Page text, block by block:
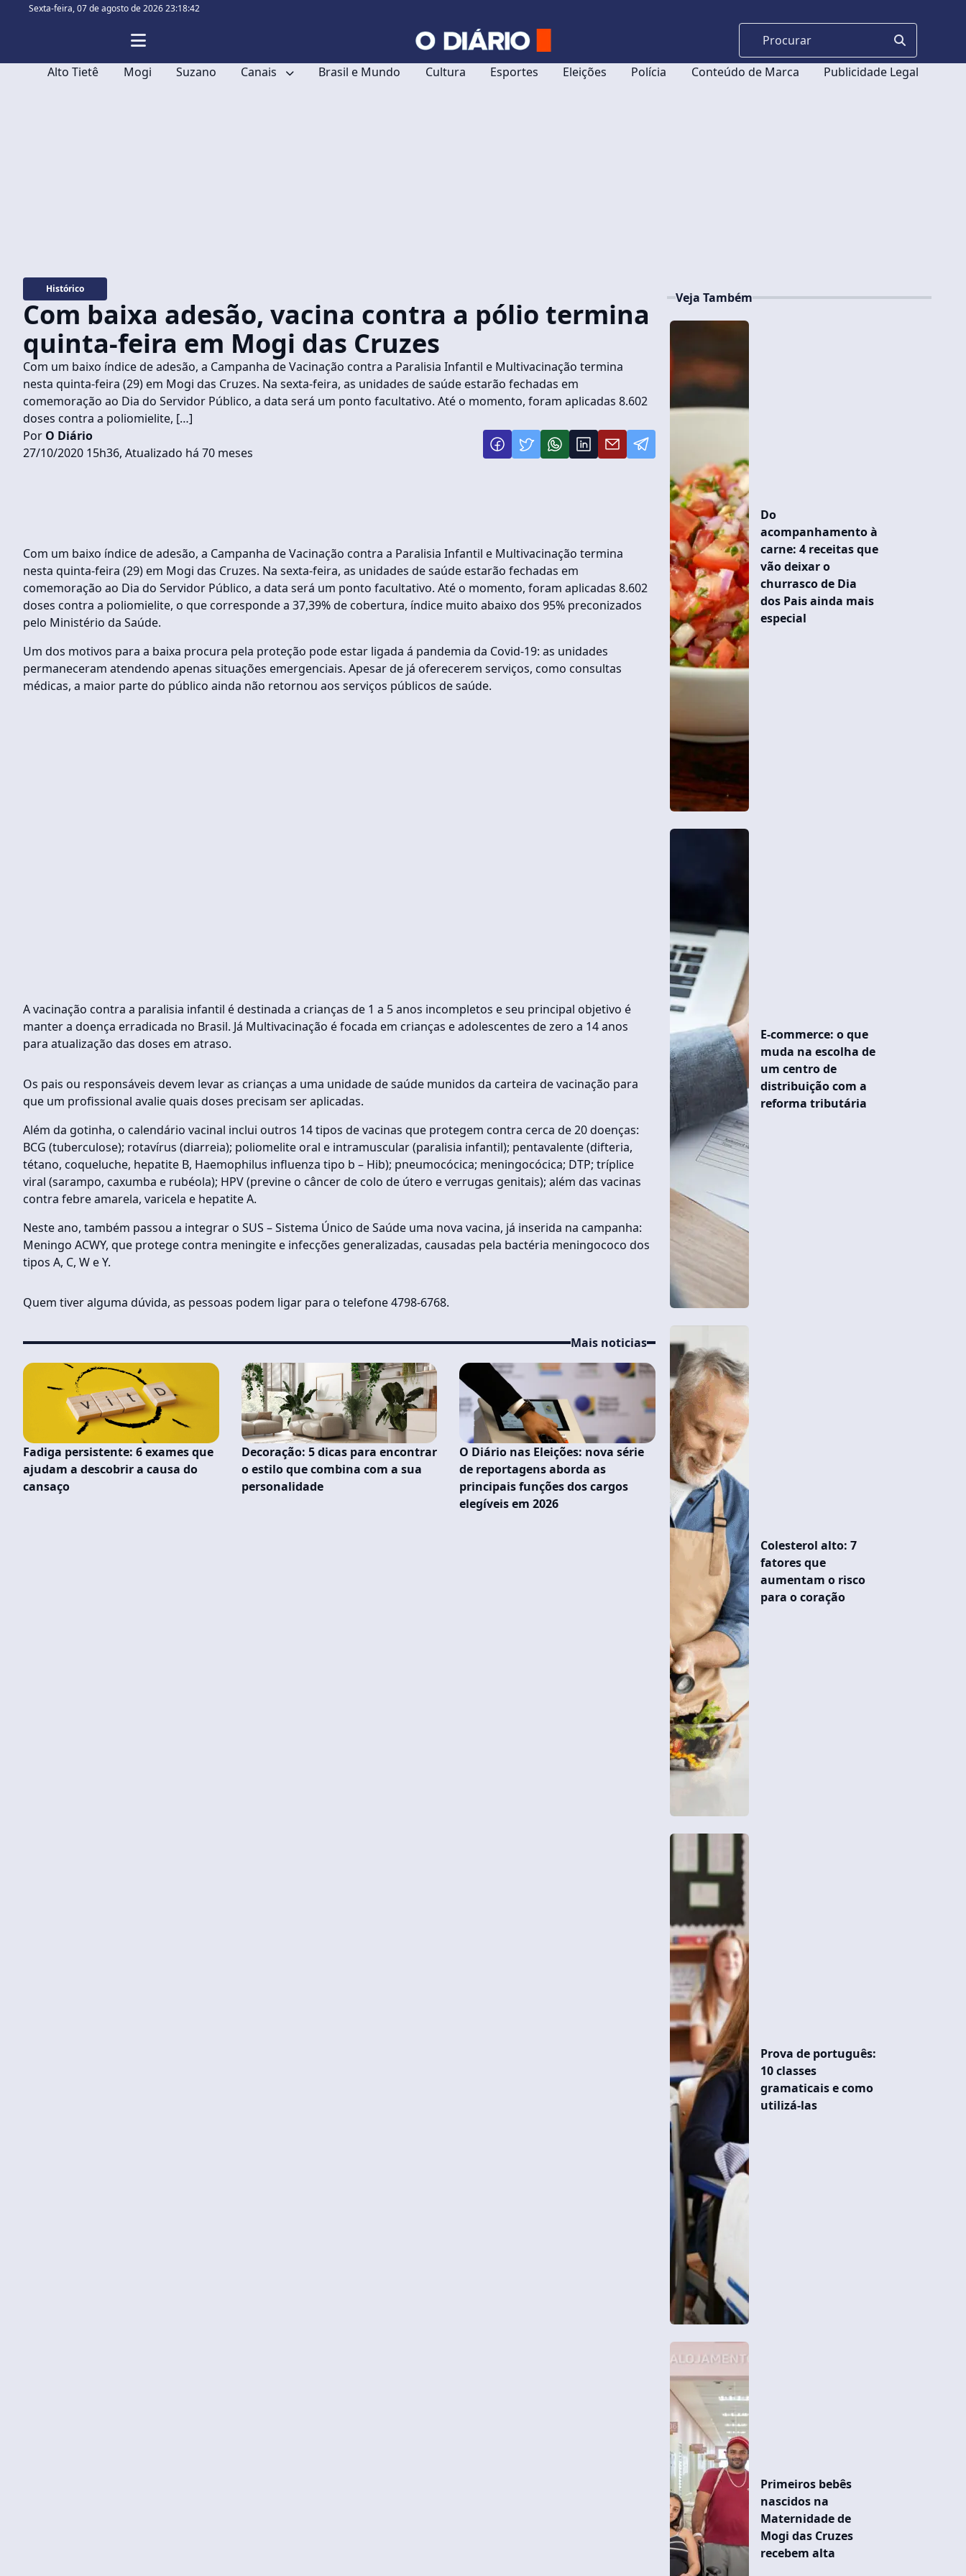
Sexta-feira,07 de agosto de 2026 23:18:42
Alto Tietê Mogi Suzano Canais Brasil e Mundo Cultura Esportes Eleições Polícia Conteúdo de Marca Publicidade Legal
Histórico
Com baixa adesão, vacina contra a pólio termina
quinta-feira em Mogi das Cruzes
Com um baixo índice de adesão, a Campanha de Vacinação contra a Paralisia Infantil e Multivacinação termina
nesta quinta-feira (29) em Mogi das Cruzes. Na sexta-feira, as unidades de saúde estarão fechadas em
comemoração ao Dia do Servidor Público, a data será um ponto facultativo. Até o momento, foram aplicadas 8.602
doses contra a poliomielite, […]
Por O Diário
27/10/2020 15h36, Atualizado há 70 meses
Com um baixo índice de adesão, a Campanha de Vacinação contra a Paralisia Infantil e Multivacinação termina
nesta quinta-feira (29) em Mogi das Cruzes. Na sexta-feira, as unidades de saúde estarão fechadas em
comemoração ao Dia do Servidor Público, a data será um ponto facultativo. Até o momento, foram aplicadas 8.602
doses contra a poliomielite, o que corresponde a 37,39% de cobertura, índice muito abaixo dos 95% preconizados
pelo Ministério da Saúde.
Um dos motivos para a baixa procura pela proteção pode estar ligada á pandemia da Covid-19: as unidades
permaneceram atendendo apenas situações emergenciais. Apesar de já oferecerem serviços, como consultas
médicas, a maior parte do público ainda não retornou aos serviços públicos de saúde.
A vacinação contra a paralisia infantil é destinada a crianças de 1 a 5 anos incompletos e seu principal objetivo é
manter a doença erradicada no Brasil. Já Multivacinação é focada em crianças e adolescentes de zero a 14 anos
para atualização das doses em atraso.
Os pais ou responsáveis devem levar as crianças a uma unidade de saúde munidos da carteira de vacinação para
que um profissional avalie quais doses precisam ser aplicadas.
Além da gotinha, o calendário vacinal inclui outros 14 tipos de vacinas que protegem contra cerca de 20 doenças:
BCG (tuberculose); rotavírus (diarreia); poliomelite oral e intramuscular (paralisia infantil); pentavalente (difteria,
tétano, coqueluche, hepatite B, Haemophilus influenza tipo b – Hib); pneumocócica; meningocócica; DTP; tríplice
viral (sarampo, caxumba e rubéola); HPV (previne o câncer de colo de útero e verrugas genitais); além das vacinas
contra febre amarela, varicela e hepatite A.
Neste ano, também passou a integrar o SUS – Sistema Único de Saúde uma nova vacina, já inserida na campanha:
Meningo ACWY, que protege contra meningite e infecções generalizadas, causadas pela bactéria meningococo dos
tipos A, C, W e Y.
Quem tiver alguma dúvida, as pessoas podem ligar para o telefone 4798-6768.
Mais noticias
Fadiga persistente: 6 exames que
ajudam a descobrir a causa do
cansaço
Decoração: 5 dicas para encontrar
o estilo que combina com a sua
personalidade
O Diário nas Eleições: nova série
de reportagens aborda as
principais funções dos cargos
elegíveis em 2026
Veja Também
Do
acompanhamento à
carne: 4 receitas que
vão deixar o
churrasco de Dia
dos Pais ainda mais
especial
E-commerce: o que
muda na escolha de
um centro de
distribuição com a
reforma tributária
Colesterol alto: 7
fatores que
aumentam o risco
para o coração
Prova de português:
10 classes
gramaticais e como
utilizá-las
Primeiros bebês
nascidos na
Maternidade de
Mogi das Cruzes
recebem alta